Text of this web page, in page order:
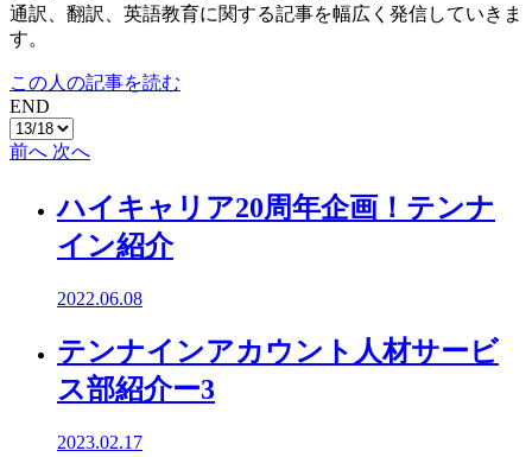
通訳、翻訳、英語教育に関する記事を幅広く発信していきま
す。
この人の記事を読む
END
前へ 次へ
ハイキャリア20周年企画！テンナ
イン紹介
2022.06.08
テンナインアカウント人材サービ
ス部紹介ー3
2023.02.17